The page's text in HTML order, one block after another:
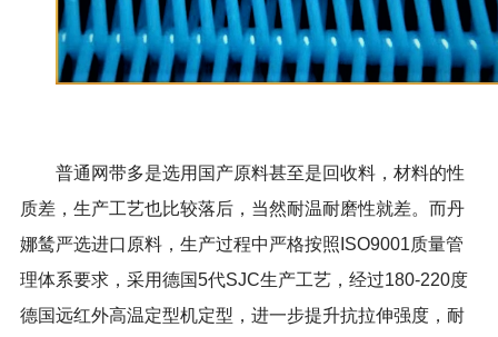
普通网带多是选用国产原料甚至是回收料，材料的性
质差，生产工艺也比较落后，当然耐温耐磨性就差。而丹
娜鸶严选进口原料，生产过程中严格按照 ISO9001质量管
理体系要求，采用德国5代SJC生产工艺，经过180-220度
德国远红外高温定型机定型，进一步提升抗拉伸强度，耐